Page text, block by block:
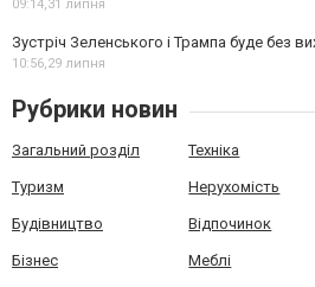
09:14,31 липня
Зустріч Зеленського і Трампа буде без
10:56,29 липня
Рубрики новин
Загальний розділ Техніка
Туризм Нерухомість
Будівництво Відпочинок
Бізнес Меблі